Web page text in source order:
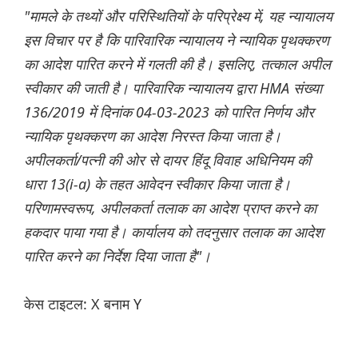
"मामले के तथ्यों और परिस्थितियों के परिप्रेक्ष्य में, यह न्यायालय
इस विचार पर है कि पारिवारिक न्यायालय ने न्यायिक पृथक्करण
का आदेश पारित करने में गलती की है। इसलिए, तत्काल अपील
स्वीकार की जाती है। पारिवारिक न्यायालय द्वारा HMA संख्या
136/2019 में दिनांक 04-03-2023 को पारित निर्णय और
न्यायिक पृथक्करण का आदेश निरस्त किया जाता है।
अपीलकर्ता/पत्नी की ओर से दायर हिंदू विवाह अधिनियम की
धारा 13(i-a) के तहत आवेदन स्वीकार किया जाता है।
परिणामस्वरूप, अपीलकर्ता तलाक का आदेश प्राप्त करने का
हकदार पाया गया है। कार्यालय को तदनुसार तलाक का आदेश
पारित करने का निर्देश दिया जाता है"।
केस टाइटल: X बनाम Y